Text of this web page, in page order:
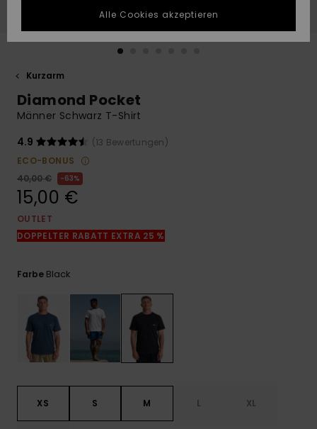
schnellste
Antwort auf Ihre
erhalten.
Finden Sie
die häufigsten
Fragen sowie
WUNSCHLISTE
Kurzarm
Diamond Pocket
Männer Schwarz T-Shirt
4.9
(13 Bewertungen)
ECO-BONUS
40,00 €
63%
15,00 €
OUTLET
DOPPELTER RABATT EXTRA 25 %
Farbe Black
XS S M L XL
Alle Cookies akzeptieren